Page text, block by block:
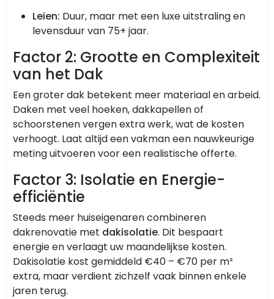
Leien: Duur, maar met een luxe uitstraling en
levensduur van 75+ jaar.
Factor 2: Grootte en Complexiteit
van het Dak
Een groter dak betekent meer materiaal en arbeid.
Daken met veel hoeken, dakkapellen of
schoorstenen vergen extra werk, wat de kosten
verhoogt. Laat altijd een vakman een nauwkeurige
meting uitvoeren voor een realistische offerte.
Factor 3: Isolatie en Energie-
efficiëntie
Steeds meer huiseigenaren combineren
dakrenovatie met dakisolatie. Dit bespaart
energie en verlaagt uw maandelijkse kosten.
Dakisolatie kost gemiddeld €40 – €70 per m²
extra, maar verdient zichzelf vaak binnen enkele
jaren terug.